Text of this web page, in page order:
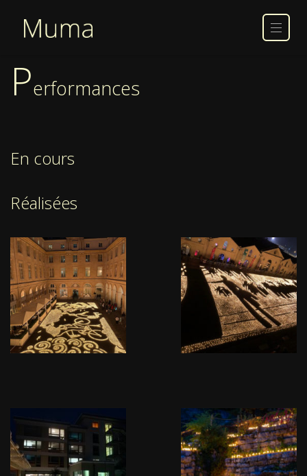
Performances
En cours
Réalisées